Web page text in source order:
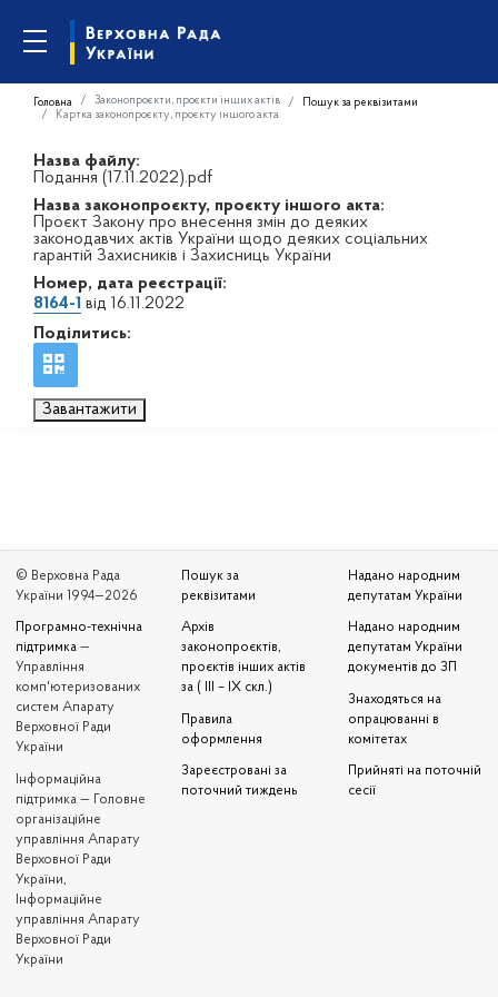
Головна Законопроєкти, проєкти інших актів
Пошук за реквізитами
Картка законопроєкту, проєкту іншого акта
Назва файлу:
Подання (17.11.2022).pdf
Назва законопроєкту, проєкту іншого акта:
Проєкт Закону про внесення змін до деяких
законодавчих актів України щодо деяких соціальних
гарантій Захисників і Захисниць України
Номер, дата реєстрації:
8164-1 від 16.11.2022
Поділитись:
Завантажити
© Верховна Рада
України 1994—2026
Програмно-технічна
підтримка —
Управління
комп'ютеризованих
систем Апарату
Верховної Ради
України
Iнформаційна
підтримка — Головне
організаційне
управління Апарату
Верховної Ради
України,
Інформаційне
управління Апарату
Верховної Ради
України
Пошук за
реквізитами
Архів
законопроєктів,
проєктів інших актів
за ( III – IX скл.)
Правила
оформлення
Зареєстровані за
поточний тиждень
Надано народним
депутатам України
Надано народним
депутатам України
документів до ЗП
Знаходяться на
опрацюванні в
комітетах
Прийняті на поточній
сесії